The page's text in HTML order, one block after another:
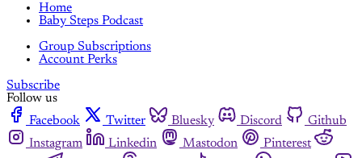
Home
Baby Steps Podcast
Group Subscriptions
Account Perks
Subscribe
Follow us
Facebook
Twitter Bluesky Discord
Github
Instagram
Linkedin Mastodon
Pinterest